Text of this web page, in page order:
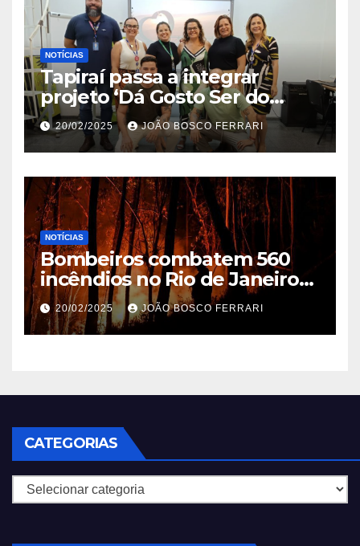
NOTÍCIAS
Tapiraí passa a integrar
projeto ‘Dá Gosto Ser do
Ribeira’ | ASN São Paulo
20/02/2025 JOÃO BOSCO FERRARI
NOTÍCIAS
Bombeiros combatem 560
incêndios no Rio de Janeiro
em 2025
20/02/2025 JOÃO BOSCO FERRARI
CATEGORIAS
Categorias